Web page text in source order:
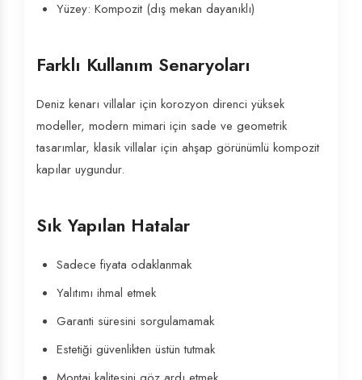
Yüzey: Kompozit (dış mekan dayanıklı)
Farklı Kullanım Senaryoları
Deniz kenarı villalar için korozyon direnci yüksek
modeller, modern mimari için sade ve geometrik
tasarımlar, klasik villalar için ahşap görünümlü kompozit
kapılar uygundur.
Sık Yapılan Hatalar
Sadece fiyata odaklanmak
Yalıtımı ihmal etmek
Garanti süresini sorgulamamak
Estetiği güvenlikten üstün tutmak